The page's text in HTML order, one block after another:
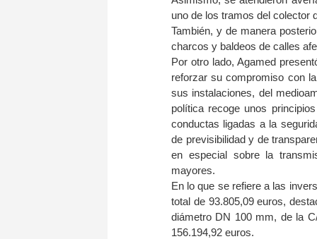
uno de los tramos del colector
También, y de manera
charcos y baldeos de calles
Por otro lado, Agamed
reforzar su compromiso con
sus instalaciones, del
política recoge unos
conductas ligadas a la
de previsibilidad y de
en especial sobre la
mayores.
En lo que se refiere a las
total de 93.805,09 euros,
diámetro DN 100 mm, de la
156.194,92 euros.